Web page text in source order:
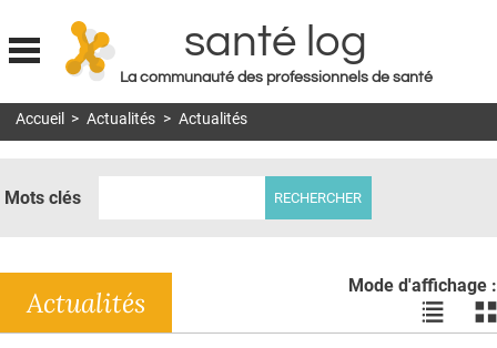
Jump to navigation
santé log
La communauté des professionnels de santé
MON COMPTE
DOSSIERS
RÉSEAUX
Accueil > Actualités > Actualités
Mots clés
Mode d'affichage :
Voir
les
les
Actualités